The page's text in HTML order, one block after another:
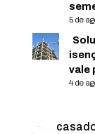
5 de
vale
4 de